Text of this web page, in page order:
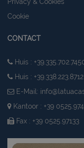
Cookie
CONTACT
Huis :
Huis : +39.338.223.8712
E-Mail:
Kantoor : +39
Fax : +39 0525.97133